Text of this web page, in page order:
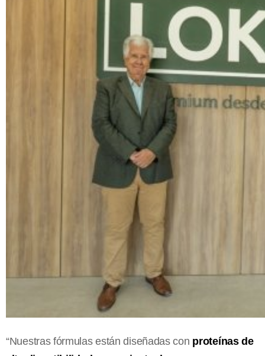
“Nuestras fórmulas están diseñadas con proteínas de